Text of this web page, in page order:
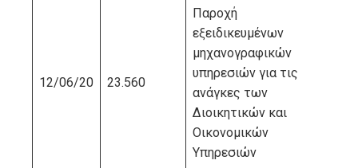
12/06/20 23.560
Παροχή
εξειδικευμένων
μηχανογραφικών
υπηρεσιών για τις
ανάγκες των
Διοικητικών και
Οικονομικών
Υπηρεσιών